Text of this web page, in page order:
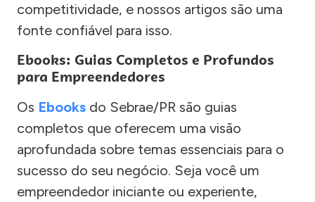
competitividade, e nossos artigos são uma
fonte confiável para isso.
Ebooks: Guias Completos e Profundos
para Empreendedores
Os Ebooks do Sebrae/PR são guias
completos que oferecem uma visão
aprofundada sobre temas essenciais para o
sucesso do seu negócio. Seja você um
empreendedor iniciante ou experiente,